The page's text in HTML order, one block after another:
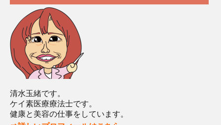
清水玉緒です。
ケイ素医療療法士です。
健康と美容の仕事をしています。